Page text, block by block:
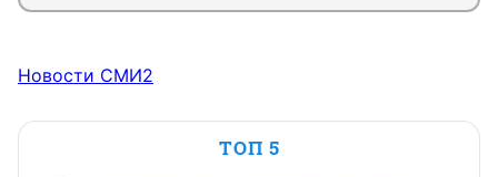
Новости СМИ2
ТОП 5